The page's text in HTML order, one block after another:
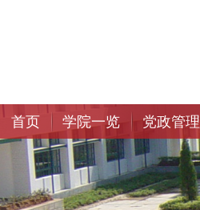
首页 学院一览 党政管理